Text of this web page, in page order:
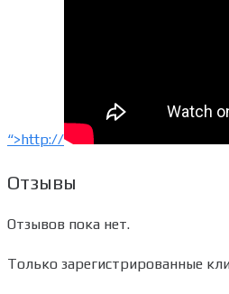
“>http://
Отзывы
Отзывов пока нет.
Только зарегистрированные